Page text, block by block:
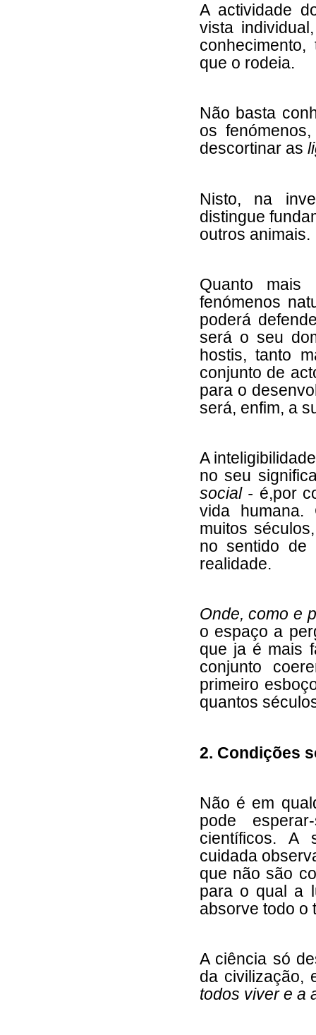
A actividade
vista
que o rodeia.
Não basta
os
descortinar as
Nisto, na
distingue
outros animais.
Quanto
fenómenos
poderá
será o seu
hostis, tanto
conjunto de
para o
será, enfim, a
A
no seu
social - é,por
vida humana.
muitos
no sentido de
realidade.
Onde, como e
o espaço a
que ja é mais
conjunto
primeiro
quantos
2. Condições
Não é em
pode
científicos. A
cuidada
que não são
para o qual a
absorve todo o
A ciência só
da civilização,
todos viver e a